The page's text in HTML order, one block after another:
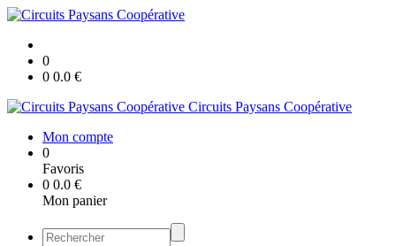
0
0 0.0 €
Circuits Paysans Coopérative
Mon compte
0
Favoris
0 0.0 €
Mon panier